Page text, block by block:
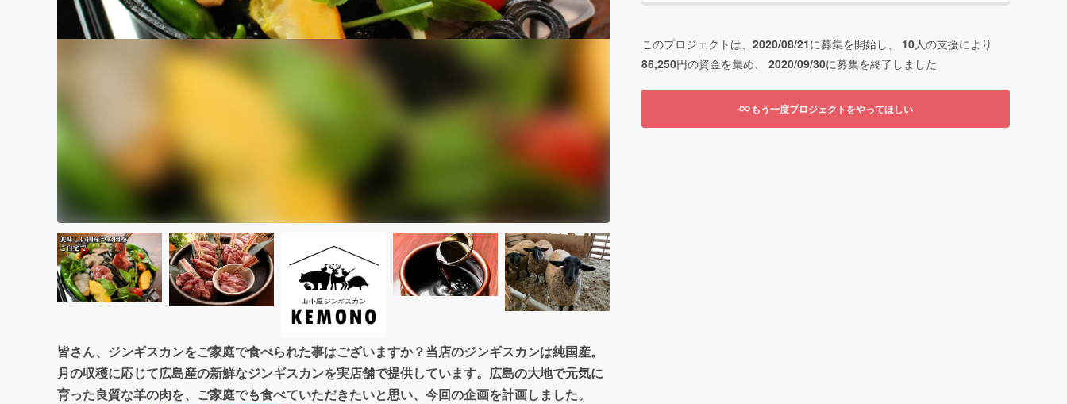
皆さん、ジンギスカンをご家庭で食べられた事はございますか？当店のジンギスカンは純国産。
月の収穫に応じて広島産の新鮮なジンギスカンを実店舗で提供しています。広島の大地で元気に
育った良質な羊の肉を、ご家庭でも食べていただきたいと思い、今回の企画を計画しました。
このプロジェクトは、 2020/08/21に募集を開始し、 10人の支援により
86,250円の資金を集め、 2020/09/30に募集を終了しました
もう一度プロジェクトをやってほしい